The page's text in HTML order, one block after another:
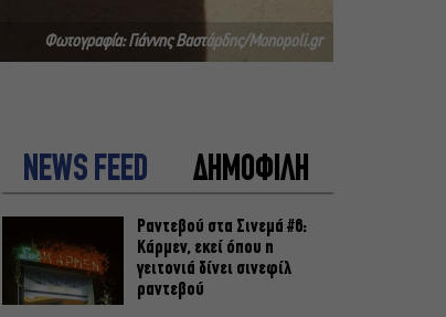
Φωτογραφία: Γιάννης Βαστάρδης/Monopoli.gr
NEWS FEED ΔΗΜΟΦΙΛΗ
Ραντεβού στα Σινεμά #6:
Κάρμεν, εκεί όπου η
γειτονιά δίνει σινεφίλ
ραντεβού